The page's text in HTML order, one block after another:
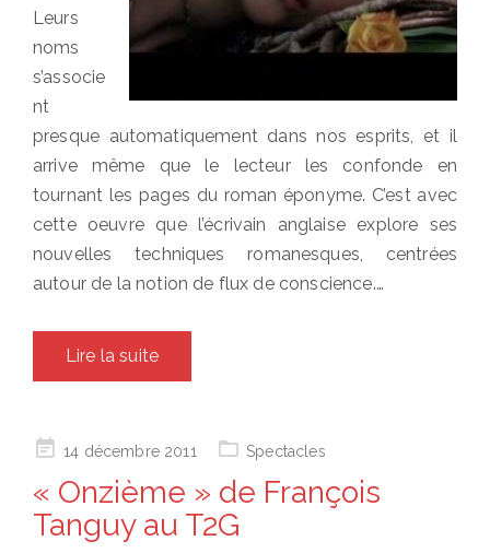
Leurs
noms
s’associe
nt
presque automatiquement dans nos esprits, et il
arrive même que le lecteur les confonde en
tournant les pages du roman éponyme. C’est avec
cette oeuvre que l’écrivain anglaise explore ses
nouvelles techniques romanesques, centrées
autour de la notion de flux de conscience.…
Lire la suite
Posted14 décembre 2011 Spectacles
« Onzième » de François
Tanguy au T2G